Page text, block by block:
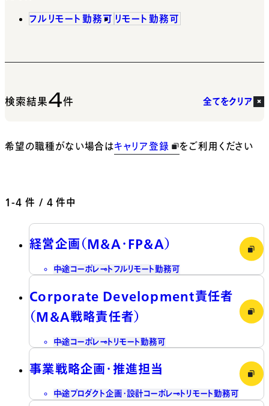
フルリモート勤務可 リモート勤務可
検索結果4件 全てをクリア
希望の職種がない場合はキャリア登録 をご利用ください
1-4 件 / 4 件中
経営企画（M&A・FP&A）
中途コーポレート フルリモート勤務可
Corporate Development責任者
（M&A戦略責任者）
中途コーポレート リモート勤務可
事業戦略企画・推進担当
中途プロダクト企画・設計コーポレート リモート勤務可